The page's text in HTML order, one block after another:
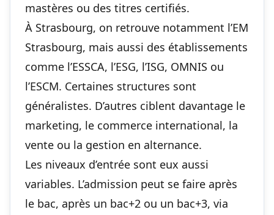
mastères ou des titres certifiés.
À Strasbourg, on retrouve notamment l’EM
Strasbourg, mais aussi des établissements
comme l’ESSCA, l’ESG, l’ISG, OMNIS ou
l’ESCM. Certaines structures sont
généralistes. D’autres ciblent davantage le
marketing, le commerce international, la
vente ou la gestion en alternance.
Les niveaux d’entrée sont eux aussi
variables. L’admission peut se faire après
le bac, après un bac+2 ou un bac+3, via